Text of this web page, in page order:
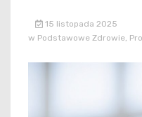
15 listopada 2025
w Podstawowe Zdrowie,